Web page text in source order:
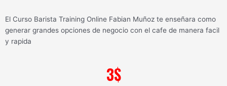
El Curso Barista Training Online Fabian Muñoz te enseñara como
generar grandes opciones de negocio con el cafe de manera facil
y rapida
3$